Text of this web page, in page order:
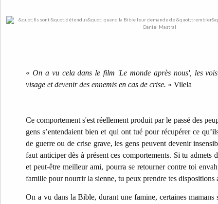
« On a vu cela dans le film 'Le monde après nous', les
visage et devenir des ennemis en cas de crise. » Vilela
Ce comportement s'est réellement produit par le passé des
gens s’entendaient bien et qui ont tué pour récupérer ce
de guerre ou de crise grave, les gens peuvent devenir
faut anticiper dès à présent ces comportements. Si tu admets
et peut-être meilleur ami, pourra se retourner contre toi
famille pour nourrir la sienne, tu peux prendre tes dispositions
On a vu dans la Bible, durant une famine, certaines mamans